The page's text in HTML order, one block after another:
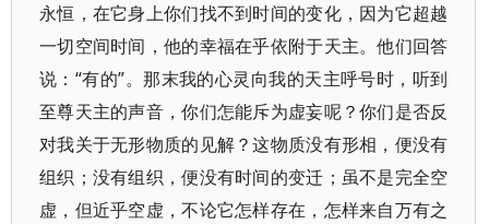
永恒，在它身上你们找不到时间的变化，因为它超越
一切空间时间，他的幸福在乎依附于天主。他们回答
说：“有的”。那末我的心灵向我的天主呼号时，听到
至尊天主的声音，你们怎能斥为虚妄呢？你们是否反
对我关于无形物质的见解？这物质没有形相，便没有
组织；没有组织，便没有时间的变迁；虽不是完全空
虚，但近乎空虚，不论它怎样存在，怎样来自万有之